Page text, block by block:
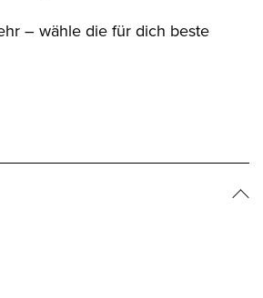
– wähle die für dich beste